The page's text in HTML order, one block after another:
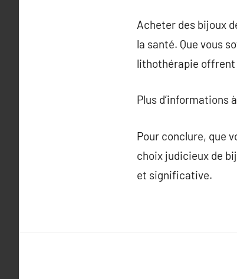
Acheter des bijoux
la santé. Que vous
lithothérapie offrent
Plus d’informations
Pour conclure, que
choix judicieux de
et significative.